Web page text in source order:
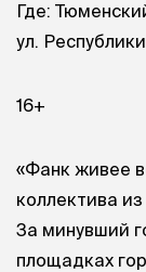
Где:
ул.
16+
«Фанк живее
коллектива
За минувший
площадках